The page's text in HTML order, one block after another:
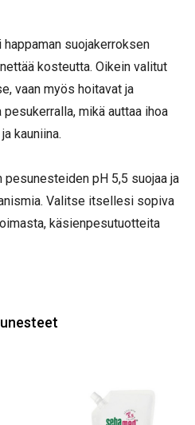
suojakerroksen
kosteutta. Oikein valitut
vaan myös hoitavat ja
mikä auttaa ihoa
kauniina.
pH 5,5 suojaa ja
Valitse itsellesi sopiva
käsienpesutuotteita